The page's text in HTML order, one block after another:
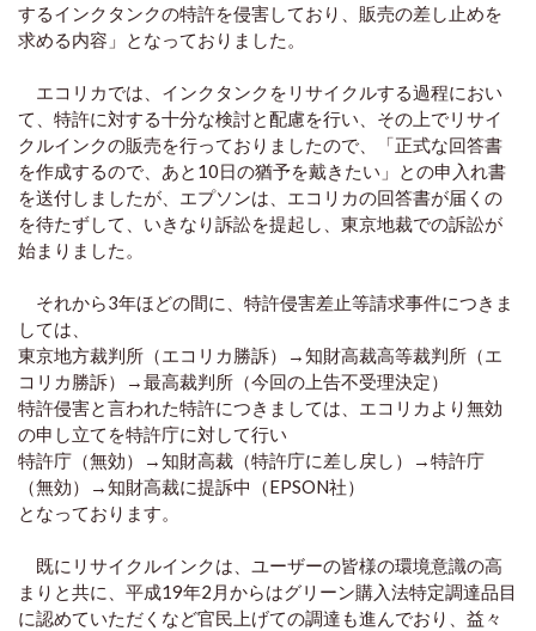
するインクタンクの特許を侵害しており、販売の差し止めを
求める内容」となっておりました。
エコリカでは、インクタンクをリサイクルする過程におい
て、特許に対する十分な検討と配慮を行い、その上でリサイ
クルインクの販売を行っておりましたので、「正式な回答書
を作成するので、あと10日の猶予を戴きたい」との申入れ書
を送付しましたが、エプソンは、エコリカの回答書が届くの
を待たずして、いきなり訴訟を提起し、東京地裁での訴訟が
始まりました。
それから3年ほどの間に、特許侵害差止等請求事件につきま
しては、
東京地方裁判所（エコリカ勝訴）→知財高裁高等裁判所（エ
コリカ勝訴）→最高裁判所（今回の上告不受理決定）
特許侵害と言われた特許につきましては、エコリカより無効
の申し立てを特許庁に対して行い
特許庁（無効）→知財高裁（特許庁に差し戻し）→特許庁
（無効）→知財高裁に提訴中（EPSON社）
となっております。
既にリサイクルインクは、ユーザーの皆様の環境意識の高
まりと共に、平成19年2月からはグリーン購入法特定調達品目
に認めていただくなど官民上げての調達も進んでおり、益々